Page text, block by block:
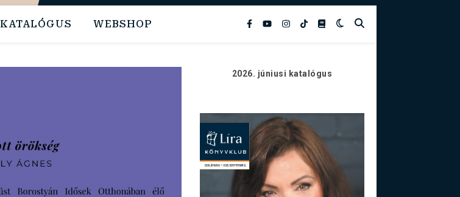
KATALÓGUS WEBSHOP
2026. júniusi katalógus